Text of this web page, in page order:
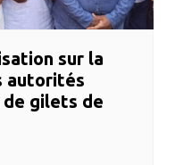
sur la
autorités
gilets de